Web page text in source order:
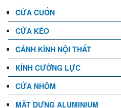
CỬA CUỐN
CỬA KÉO
CÁNH KÍNH NỘI THẤT
KÍNH CƯỜNG LỰC
CỬA NHÔM
MẶT DỰNG ALUMINIUM